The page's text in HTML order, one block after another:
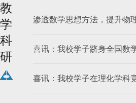
教
学
科
研
渗透数学思想方法，提升物
喜讯：我校学子跻身全国数
喜讯：我校学子在理化学科